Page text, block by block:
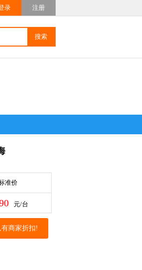
录 注册
准价
元/台
商家折扣!